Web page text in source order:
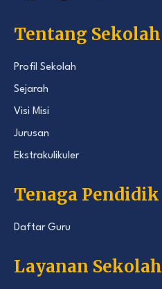
Tentang Sekolah
Profil Sekolah
Sejarah
Visi Misi
Jurusan
Ekstrakulikuler
Tenaga Pendidik
Daftar Guru
Layanan Sekolah